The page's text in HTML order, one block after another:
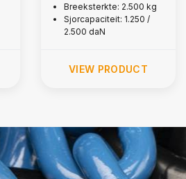
Breeksterkte: 2.500 kg
Sjorcapaciteit: 1.250 /
2.500 daN
VIEW PRODUCT